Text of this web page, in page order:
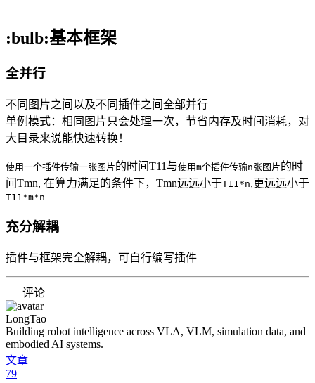
:bulb:基本框架
全并行
不同图片之间以及不同插件之间全部并行
单例模式：相同图片只会处理一次，节省内存及时间消耗，对
大目录来说能快速转换！
使用一个插件传输一张图片的时间T11与使用m个插件传输n张图片的时
间Tmn, 在算力满足的条件下，Tmn远远小于T11*n,更远远小于
T11*m*n
充分解耦
插件与框架完全解耦，可自行编写插件
评论
LongTao
Building robot intelligence across VLA, VLM, simulation data, and
embodied AI systems.
文章
79